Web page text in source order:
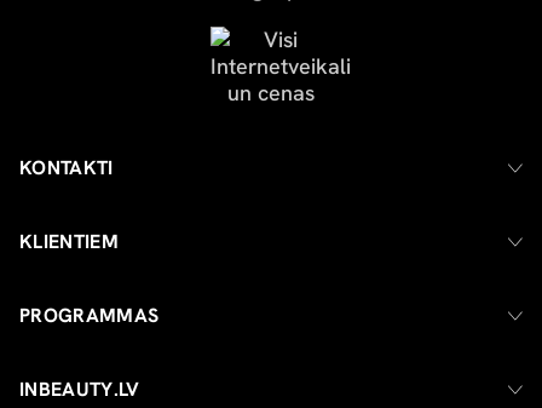
KONTAKTI
KLIENTIEM
PROGRAMMAS
INBEAUTY.LV